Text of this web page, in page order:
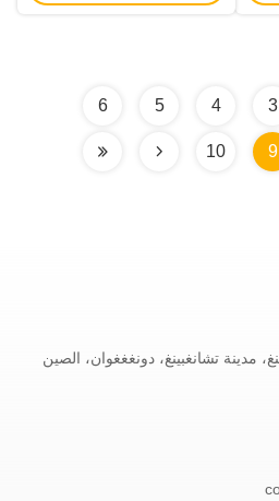
3
4
5
6
9
10